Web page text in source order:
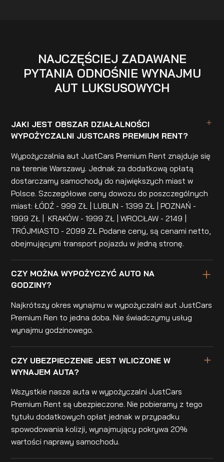
NAJCZĘŚCIEJ ZADAWANE
PYTANIA ODNOŚNIE WYNAJMU
AUT LUKSUSOWYCH
JAKI JEST OBSZAR DZIAŁALNOŚCI
WYPOŻYCZALNI JUSTCARS PREMIUM RENT?
Wypożyczalnia aut JustCars Premium Rent znajduje się
na terenie Warszawy. Jednak za dodatkową opłatą
dostarczamy samochody do największych miast w
Polsce. Szczegółowe ceny dowozu do poszczególnych
miast: ŁÓDŹ - 999 ZŁ | LUBLIN - 1399 ZŁ | POZNAŃ -
1999 ZŁ | KRAKÓW - 1999 ZŁ | WROCŁAW - 2149 |
TRÓJMIASTO - 2099 ZŁ Podane ceny, są cenami netto,
obejmującymi transport pojazdu w jedną stronę.
CZY MOŻNA WYPOŻYCZYĆ AUTO NA
GODZINY?
Najkrótszy okres wynajmu w wypożyczalni aut JustCars
Premium Ren to jedna doba. Nie świadczymy usług
wynajmu godzinowego.
CZY UBEZPIECZENIE JEST WLICZONE W
WYNAJEM AUTA?
Wszystkie nasze auta w wypożyczalni JustCars
Premium Rent są ubezpieczone. Nie pobieramy z tego
tytułu dodatkowych opłat jednak w przypadku
spowodowania kolizji, wynajmujący pokrywa 20%
wartości naprawy samochodu.